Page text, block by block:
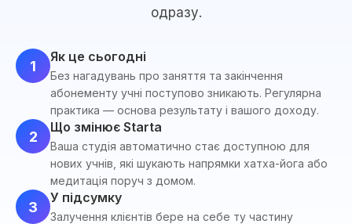
одразу.
1
Як це сьогодні
Без нагадувань про заняття та закінчення
абонементу учні поступово зникають. Регулярна
практика — основа результату і вашого доходу.
2
Що змінює Starta
Ваша студія автоматично стає доступною для
нових учнів, які шукають напрямки хатха-йога або
медитація поруч з домом.
3
У підсумку
Залучення клієнтів бере на себе ту частину